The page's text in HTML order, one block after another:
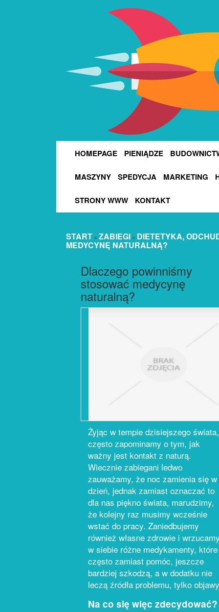
HOMEPAGE PIENIĄDZE
MASZYNY SPEDYCJA MARKETING
STRONY WWW KONTAKT
START » ZABIEGI » DIETETYKA,
MEDYCYNĘ NATURALNĄ?
Dlaczego powinniśmy
stosować medycynę
naturalną?
Żyjąc w tempie dzisiejszego świata,
często zapominamy o tym, jak
ważny jest kontakt z naturą.
Wiecznie zabiegani ledwo
zauważamy, że noc zamienia się w
dzień, jednak zamiast oznaczać to
dla nas piękno świata, marudzimy,
że kolejny raz musimy wcześnie
wstać do pracy. Zaniedbujemy
również własne zdrowie i
w siebie różne medykamenty, które
często zamiast pomóc, jeszcze
bardziej szkodzą, a w dodatku nie
leczą źródła problemu, tylko
Na co się więc zdecydować?